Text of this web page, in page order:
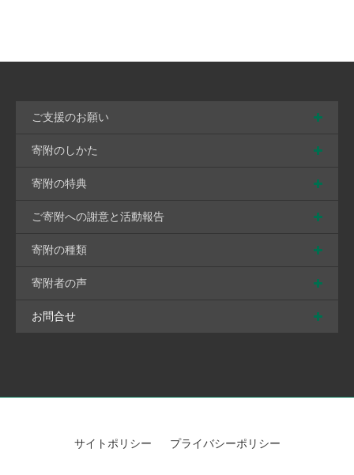
ご支援のお願い
寄附のしかた
寄附の特典
ご寄附への謝意と活動報告
寄附の種類
寄附者の声
お問合せ
サイトポリシー プライバシーポリシー